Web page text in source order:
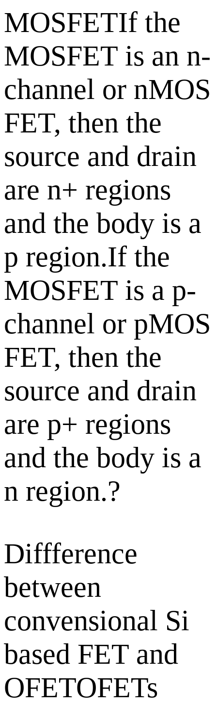
MOSFETIf the
MOSFET is an n-
channel or nMOS
FET, then the
source and drain
are n+ regions
and the body is a
p region.If the
MOSFET is a p-
channel or pMOS
FET, then the
source and drain
are p+ regions
and the body is a
n region.?
Diffference
between
convensional Si
based FET and
OFETOFETs